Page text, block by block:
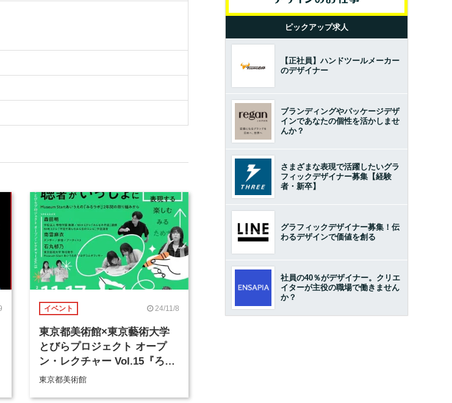
イベント 24/11/8
東京都美術館×東京藝術大学
とびらプロジェクト オープ
ン・レクチャー Vol.15『ろう
者・難聴者・聴者がいっしょ
東京都美術館
ピックアップ求人
【正社員】ハンドツールメーカー
のデザイナー
ブランディングやパッケージデザ
インであなたの個性を活かしませ
んか？
さまざまな表現で活躍したいグラ
フィックデザイナー募集【経験
者・新卒】
グラフィックデザイナー募集！伝
わるデザインで価値を創る
社員の40％がデザイナー。クリエ
イターが主役の職場で働きません
か？